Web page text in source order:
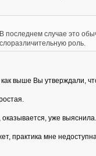
последнем случае это
роль.
выше Вы утверждали,
уже
практика мне